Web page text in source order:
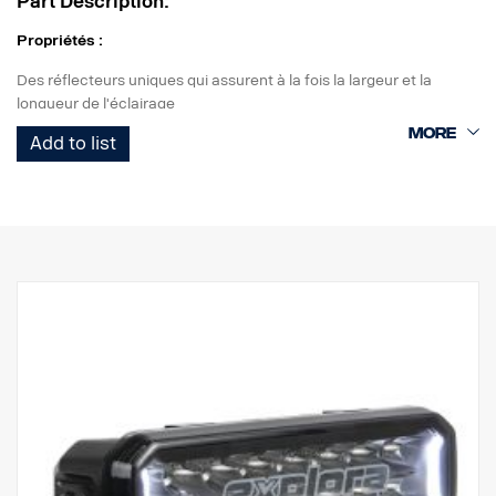
Propriétés :
Des réflecteurs uniques qui assurent à la fois la largeur et la
longueur de l'éclairage
Éclairages de circulation marqués E avec E-boost pour un effet
supplémentaire
LED : 24 x 5 W
Durée de vie estimée des LED : 50 000 heures
Température de couleur : 5700K
Add to list